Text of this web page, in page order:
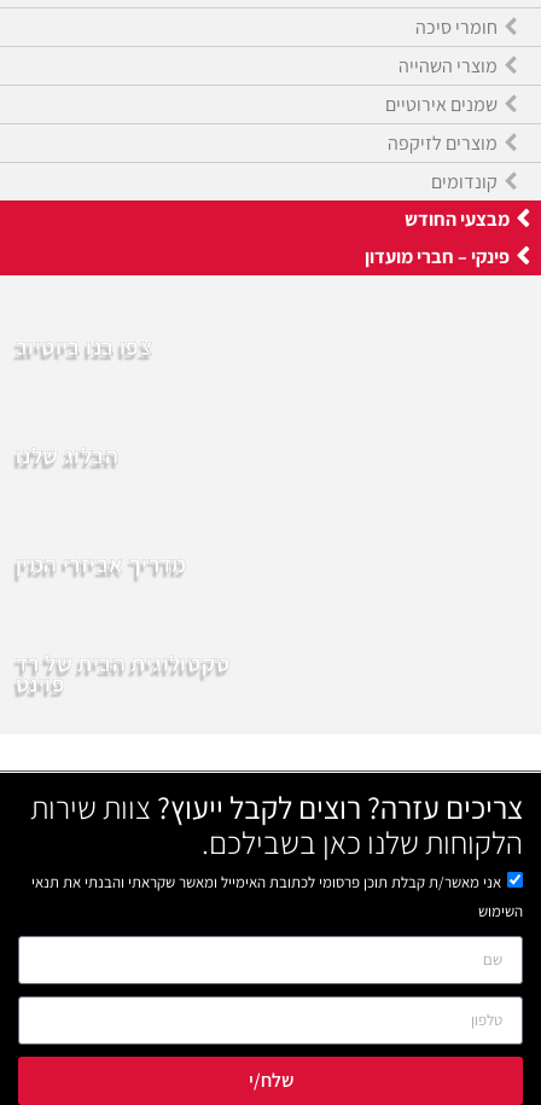
חומרי סיכה
מוצרי השהייה
שמנים אירוטיים
מוצרים לזיקפה
קונדומים
מבצעי החודש
פינקי – חברי מועדון
צפו בנו ביוטיוב
הבלוג שלנו
מדריך אביזרי המין
סקסולוגית הבית של רד
פוינט
צריכים עזרה? רוצים לקבל ייעוץ? צוות שירות
הלקוחות שלנו כאן בשבילכם.
אני מאשר/ת קבלת תוכן פרסומי לכתובת האימייל ומאשר שקראתי והבנתי את תנאי
השימוש
שלח/י